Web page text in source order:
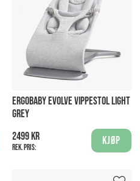
ERGOBABY EVOLVE VIPPESTOL LIGHT
GREY
2499 kr
Rek. pris:
Kjøp